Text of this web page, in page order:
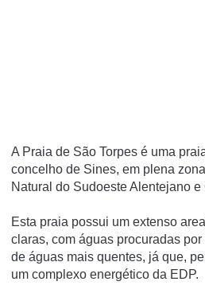
A Praia de São Torpes é uma
concelho de Sines, em plena
Natural do Sudoeste Alentejano
Esta praia possui um extenso
claras, com águas procuradas
de águas mais quentes, já que,
um complexo energético da EDP.